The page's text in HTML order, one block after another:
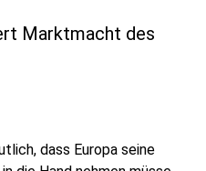
Marktmacht des
dass Europa seine